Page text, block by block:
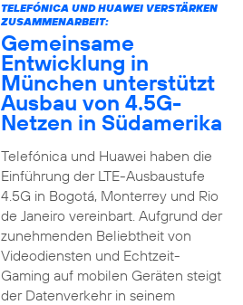
TELEFÓNICA UND HUAWEI VERSTÄRKEN
ZUSAMMENARBEIT:
Gemeinsame
Entwicklung in
München unterstützt
Ausbau von 4.5G-
Netzen in Südamerika
Telefónica und Huawei haben die
Einführung der LTE-Ausbaustufe
4.5G in Bogotá, Monterrey und Rio
de Janeiro vereinbart. Aufgrund der
zunehmenden Beliebtheit von
Videodiensten und Echtzeit-
Gaming auf mobilen Geräten steigt
der Datenverkehr in seinem